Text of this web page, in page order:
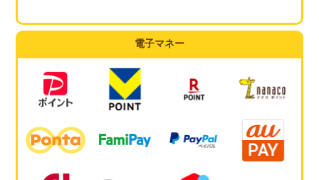
電子マネー